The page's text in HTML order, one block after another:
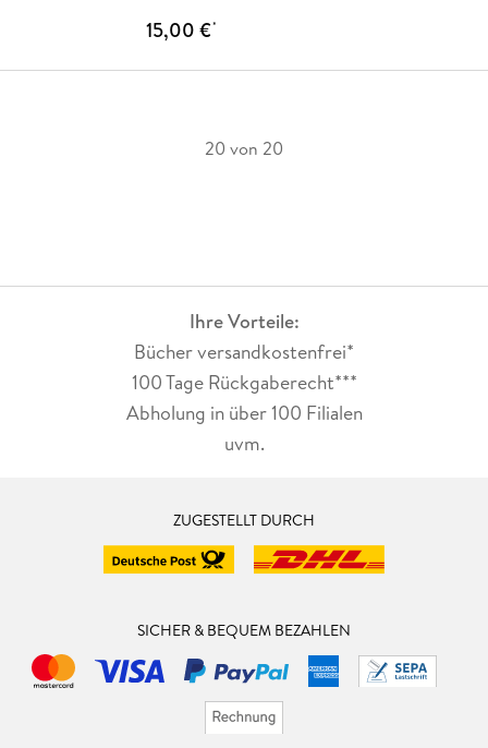
15,00 €*
20 von 20
Ihre Vorteile:
Bücher versandkostenfrei*
100 Tage Rückgaberecht***
Abholung in über 100 Filialen
uvm.
ZUGESTELLT DURCH
SICHER & BEQUEM BEZAHLEN